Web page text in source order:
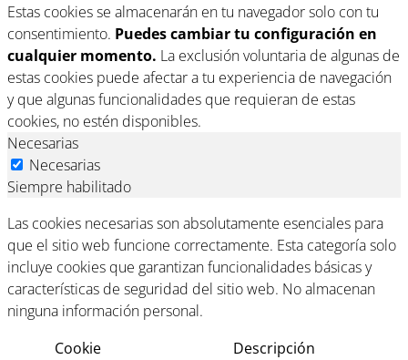
Estas cookies se almacenarán en tu navegador solo con tu
consentimiento. Puedes cambiar tu configuración en
cualquier momento. La exclusión voluntaria de algunas de
estas cookies puede afectar a tu experiencia de navegación
y que algunas funcionalidades que requieran de estas
cookies, no estén disponibles.
Necesarias
Necesarias
Siempre habilitado
Las cookies necesarias son absolutamente esenciales para
que el sitio web funcione correctamente. Esta categoría solo
incluye cookies que garantizan funcionalidades básicas y
características de seguridad del sitio web. No almacenan
ninguna información personal.
Cookie
Descripción